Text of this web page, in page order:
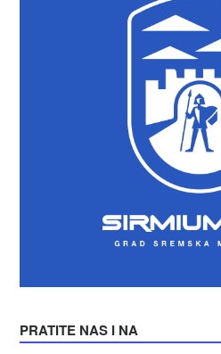
PRATITE NAS I NA